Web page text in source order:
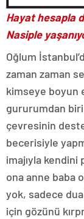
Hayat hesapla
Nasiple
Oğlum
zaman zaman
kimseye boyun
gururumdan
çevresinin
becerisiyle
imajıyla
ona anne baba
yok, sadece dua
için gözünü